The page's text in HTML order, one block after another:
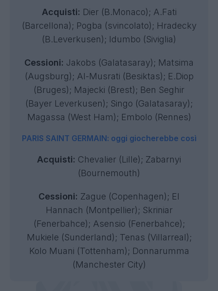
Acquisti: Dier (B.Monaco); A.Fati
(Barcellona); Pogba (svincolato); Hradecky
(B.Leverkusen); Idumbo (Siviglia)
Cessioni: Jakobs (Galatasaray); Matsima
(Augsburg); Al-Musrati (Besiktas); E.Diop
(Bruges); Majecki (Brest); Ben Seghir
(Bayer Leverkusen); Singo (Galatasaray);
Magassa (West Ham); Embolo (Rennes)
PARIS SAINT GERMAIN: oggi giocherebbe così
Acquisti: Chevalier (Lille); Zabarnyi
(Bournemouth)
Cessioni: Zague (Copenhagen); El
Hannach (Montpellier); Skriniar
(Fenerbahce); Asensio (Fenerbahce);
Mukiele (Sunderland); Tenas (Villarreal);
Kolo Muani (Tottenham); Donnarumma
(Manchester City)